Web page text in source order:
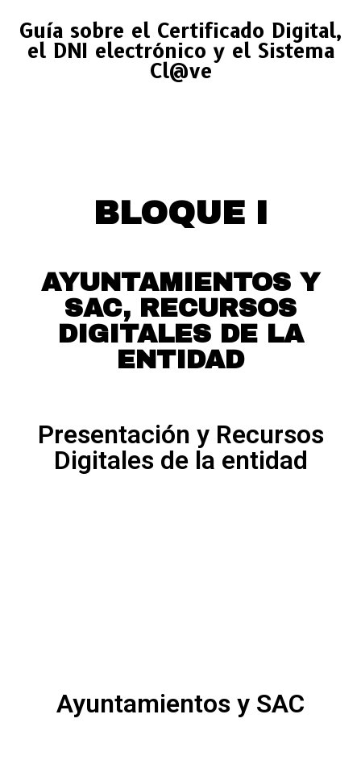
Guía sobre el Certificado Digital,
el DNI electrónico y el Sistema
Cl@ve
BLOQUE I
AYUNTAMIENTOS Y
SAC, RECURSOS
DIGITALES DE LA
ENTIDAD
Presentación y Recursos
Digitales de la entidad
Ayuntamientos y SAC